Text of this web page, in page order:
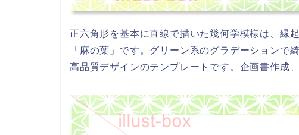
正六角形を基本に直線で描いた幾何学模様は、縁
「麻の葉」です。グリーン系のグラデーションで
高品質デザインのテンプレートです。企画書作成